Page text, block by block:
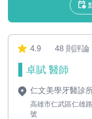
4.9 48 則評論
卓賦 醫師
仁文美學牙醫診
高雄市仁武區仁雄
號